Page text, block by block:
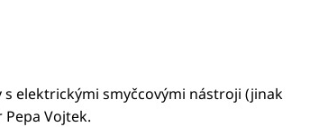
elektrickými smyčcovými nástroji (jinak
Vojtek.